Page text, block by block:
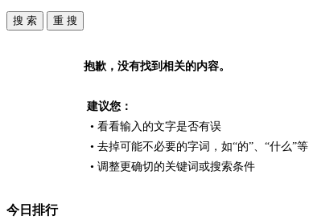
抱歉，没有找到相关的内容。
建议您：
• 看看输入的文字是否有误
• 去掉可能不必要的字词，如“的”、“什么”等
• 调整更确切的关键词或搜索条件
今日排行